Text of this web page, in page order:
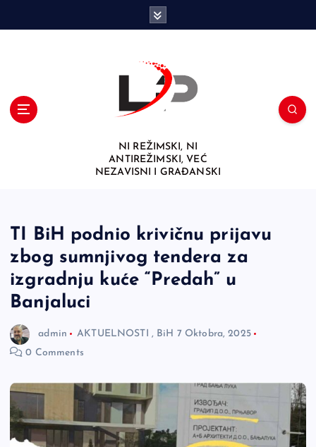
NI REŽIMSKI, NI
ANTIREŽIMSKI, VEĆ
NEZAVISNI I GRAĐANSKI
TI BiH podnio krivičnu prijavu
zbog sumnjivog tendera za
izgradnju kuće “Predah” u
Banjaluci
admin AKTUELNOSTI , BiH 7 Oktobra, 2025
0 Comments